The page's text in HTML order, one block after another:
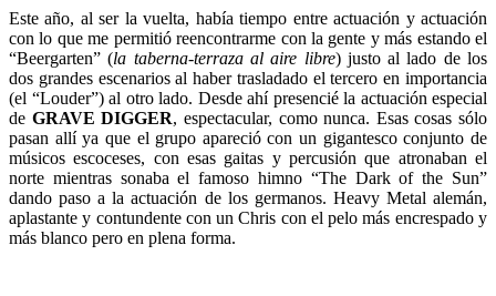
Este año, al ser la vuelta, había tiempo entre actuación y actuación
con lo que me permitió reencontrarme con la gente y más estando el
“Beergarten” (la taberna-terraza al aire libre) justo al lado de los
dos grandes escenarios al haber trasladado el tercero en importancia
(el “Louder”) al otro lado. Desde ahí presencié la actuación especial
de GRAVE DIGGER, espectacular, como nunca. Esas cosas sólo
pasan allí ya que el grupo apareció con un gigantesco conjunto de
músicos escoceses, con esas gaitas y percusión que atronaban el
norte mientras sonaba el famoso himno “The Dark of the Sun”
dando paso a la actuación de los germanos. Heavy Metal alemán,
aplastante y contundente con un Chris con el pelo más encrespado y
más blanco pero en plena forma.